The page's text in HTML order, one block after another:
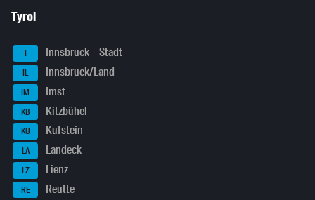
Tyrol
I Innsbruck – Stadt
IL Innsbruck/Land
IM Imst
KB Kitzbühel
KU Kufstein
LA Landeck
LZ Lienz
RE Reutte